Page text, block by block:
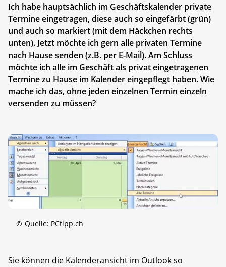
Ich habe hauptsächlich im Geschäftskalender private
Termine eingetragen, diese auch so eingefärbt (grün)
und auch so markiert (mit dem Häckchen rechts
unten). Jetzt möchte ich gern alle privaten Termine
nach Hause senden (z.B. per E-Mail). Am Schluss
möchte ich alle im Geschäft als privat eingetragenen
Termine zu Hause im Kalender eingepflegt haben. Wie
mache ich das, ohne jeden einzelnen Termin einzeln
versenden zu müssen?
© Quelle: PCtipp.ch
Sie können die Kalenderansicht im Outlook so